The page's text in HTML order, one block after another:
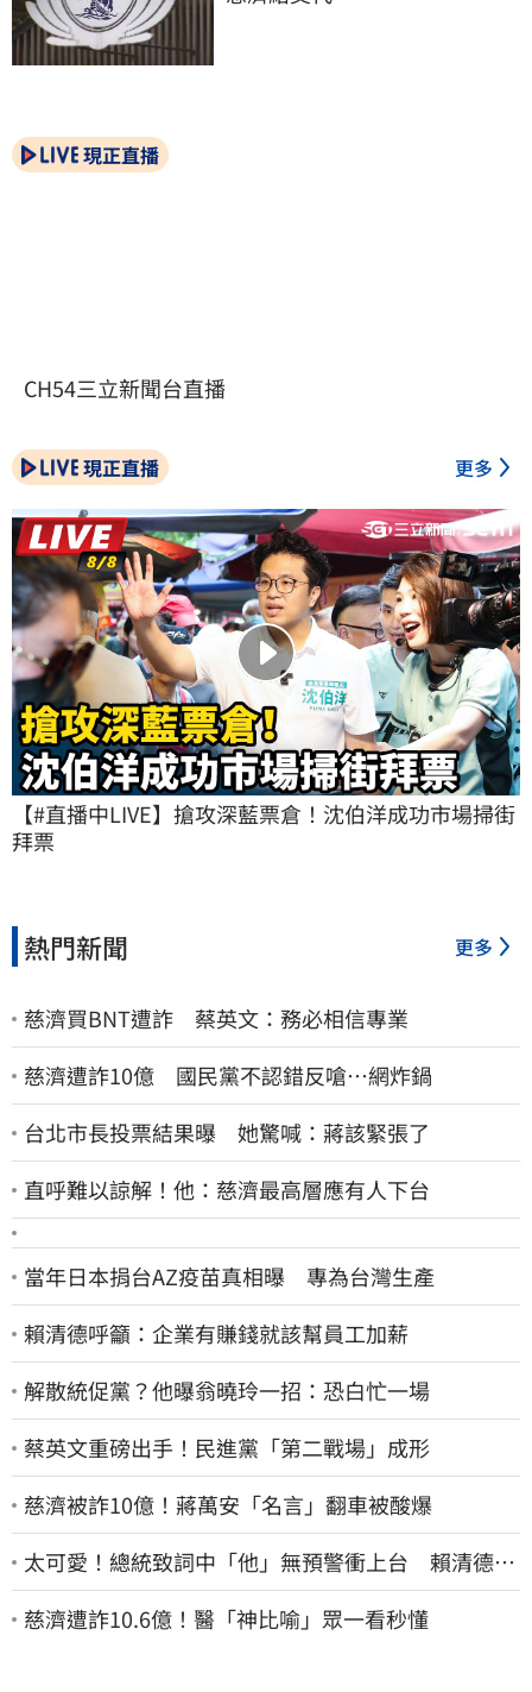
現正直播
CH54三立新聞台直播
現正直播 更多
【#直播中LIVE】搶攻深藍票倉！沈伯洋成功市場掃街
拜票
熱門新聞 更多
慈濟買BNT遭詐 蔡英文：務必相信專業
慈濟遭詐10億 國民黨不認錯反嗆⋯網炸鍋
台北市長投票結果曝 她驚喊：蔣該緊張了
直呼難以諒解！他：慈濟最高層應有人下台
當年日本捐台AZ疫苗真相曝 專為台灣生產
賴清德呼籲：企業有賺錢就該幫員工加薪
解散統促黨？他曝翁曉玲一招：恐白忙一場
蔡英文重磅出手！民進黨「第二戰場」成形
慈濟被詐10億！蔣萬安「名言」翻車被酸爆
太可愛！總統致詞中「他」無預警衝上台 賴清德笑
喊：卸任再交棒給你
慈濟遭詐10.6億！醫「神比喻」眾一看秒懂